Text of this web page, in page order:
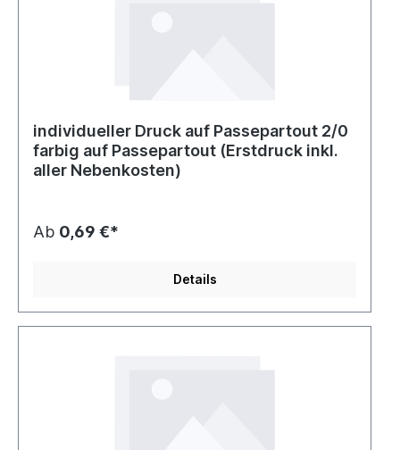
individueller Druck auf Passepartout 2/0
farbig auf Passepartout (Erstdruck inkl.
aller Nebenkosten)
Ab 0,69 €*
Details